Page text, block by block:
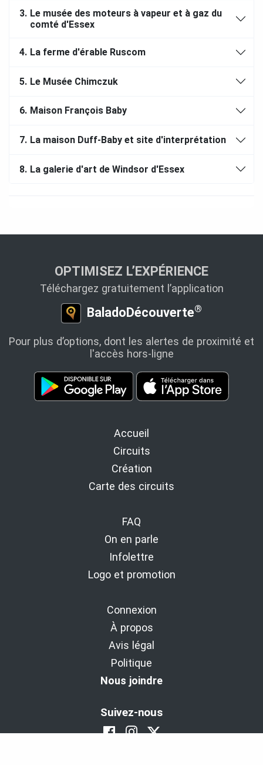
3. Le musée des moteurs à vapeur et à gaz du
comté d'Essex
4. La ferme d'érable Ruscom
5. Le Musée Chimczuk
6. Maison François Baby
7. La maison Duff-Baby et site d'interprétation
8. La galerie d'art de Windsor d'Essex
OPTIMISEZ L’EXPÉRIENCE
Téléchargez gratuitement l’application
BaladoDécouverte®
Pour plus d’options, dont les alertes de proximité et
l'accès hors-ligne
Accueil
Circuits
Création
Carte des circuits
FAQ
On en parle
Infolettre
Logo et promotion
Connexion
À propos
Avis légal
Politique
Nous joindre
Suivez-nous